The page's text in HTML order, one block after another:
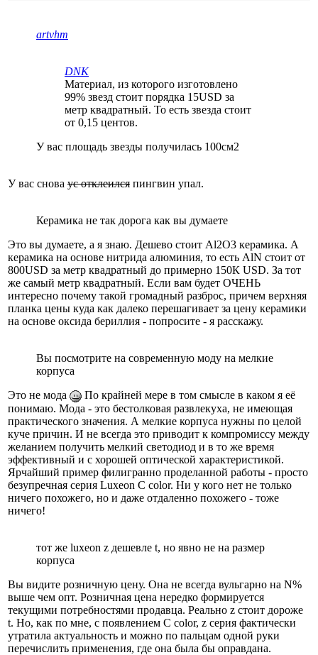
artvhm
DNK
Материал, из которого изготовлено
99% звезд стоит порядка 15USD за
метр квадратный. То есть звезда стоит
от 0,15 центов.
У вас площадь звезды получилась 100см2
У вас снова ус отклеился пингвин упал.
Керамика не так дорога как вы думаете
Это вы думаете, а я знаю. Дешево стоит Al2O3 керамика. А
керамика на основе нитрида алюминия, то есть AlN стоит от
800USD за метр квадратный до примерно 150К USD. За тот
же самый метр квадратный. Если вам будет ОЧЕНЬ
интересно почему такой громадный разброс, причем верхняя
планка цены куда как далеко перешагивает за цену керамики
на основе оксида бериллия - попросите - я расскажу.
Вы посмотрите на современную моду на мелкие
корпуса
Это не мода
По крайней мере в том смысле в каком я её
понимаю. Мода - это бестолковая развлекуха, не имеющая
практического значения. А мелкие корпуса нужны по целой
куче причин. И не всегда это приводит к компромиссу между
желанием получить мелкий светодиод и в то же время
эффективный и с хорошей оптической характеристикой.
Ярчайший пример филигранно проделанной работы - просто
безупречная серия Luxeon C color. Ни у кого нет не только
ничего похожего, но и даже отдаленно похожего - тоже
ничего!
тот же luxeon z дешевле t, но явно не на размер
корпуса
Вы видите розничную цену. Она не всегда вульгарно на N%
выше чем опт. Розничная цена нередко формируется
текущими потребностями продавца. Реально z стоит дороже
t. Но, как по мне, с появлением C color, z серия фактически
утратила актуальность и можно по пальцам одной руки
перечислить применения, где она была бы оправдана.